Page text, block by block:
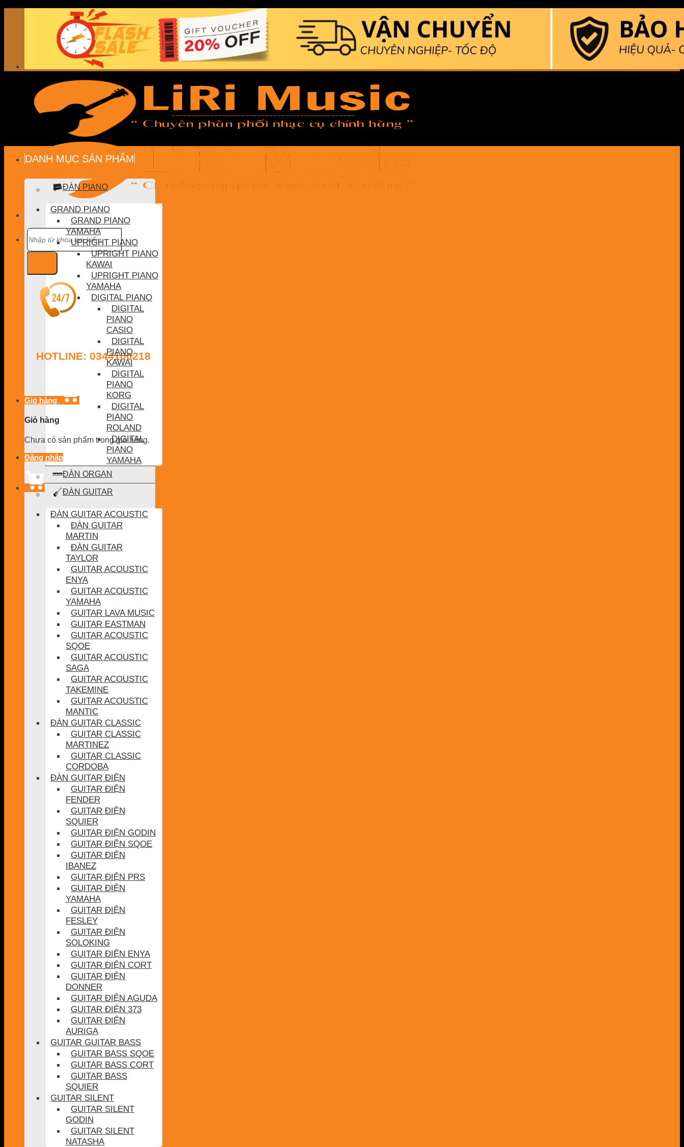
Tìm
kiếm:
HOTLINE: 0344100218
Giỏ hàng
Giỏ hàng
Chưa có sản phẩm trong giỏ hàng.
Đăng nhập
DANH MỤC SẢN PHẨM
ĐÀN PIANO
GRAND PIANO
GRAND PIANO
YAMAHA
UPRIGHT PIANO
UPRIGHT PIANO
KAWAI
UPRIGHT PIANO
YAMAHA
DIGITAL PIANO
DIGITAL
PIANO
CASIO
DIGITAL
PIANO
KAWAI
DIGITAL
PIANO
KORG
DIGITAL
PIANO
ROLAND
DIGITAL
PIANO
YAMAHA
ĐÀN ORGAN
ĐÀN GUITAR
ĐÀN GUITAR ACOUSTIC
ĐÀN GUITAR
MARTIN
ĐÀN GUITAR
TAYLOR
GUITAR ACOUSTIC
ENYA
GUITAR ACOUSTIC
YAMAHA
GUITAR LAVA MUSIC
GUITAR EASTMAN
GUITAR ACOUSTIC
SQOE
GUITAR ACOUSTIC
SAGA
GUITAR ACOUSTIC
TAKEMINE
GUITAR ACOUSTIC
MANTIC
ĐÀN GUITAR CLASSIC
GUITAR CLASSIC
MARTINEZ
GUITAR CLASSIC
CORDOBA
ĐÀN GUITAR ĐIỆN
GUITAR ĐIỆN
FENDER
GUITAR ĐIỆN
SQUIER
GUITAR ĐIỆN GODIN
GUITAR ĐIỆN SQOE
GUITAR ĐIỆN
IBANEZ
GUITAR ĐIỆN PRS
GUITAR ĐIỆN
YAMAHA
GUITAR ĐIỆN
FESLEY
GUITAR ĐIỆN
SOLOKING
GUITAR ĐIỆN ENYA
GUITAR ĐIỆN CORT
GUITAR ĐIỆN
DONNER
GUITAR ĐIỆN AGUDA
GUITAR ĐIỆN 373
GUITAR ĐIỆN
AURIGA
GUITAR GUITAR BASS
GUITAR BASS SQOE
GUITAR BASS CORT
GUITAR BASS
SQUIER
GUITAR SILENT
GUITAR SILENT
GODIN
GUITAR SILENT
NATASHA